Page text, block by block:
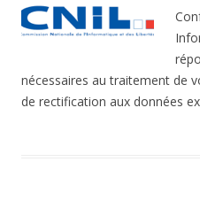
nécessaires au traitement de
de rectification aux données